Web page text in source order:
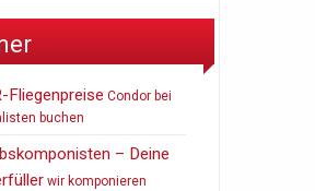
Fliegenpreise Condor bei
buchen
– Deine
wir komponieren